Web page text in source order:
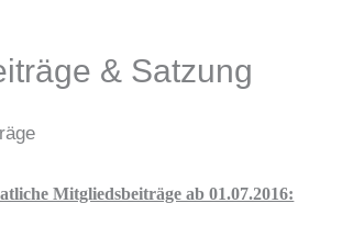
& Satzung
Mitgliedsbeiträge ab 01.07.2016: